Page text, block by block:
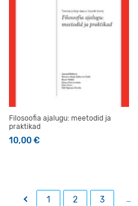
Filosoofia ajalugu: meetodid ja
praktikad
10,00€
← 1 2 3 …